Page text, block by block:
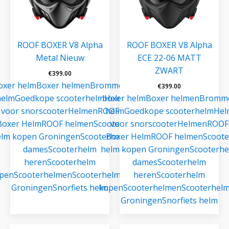
ROOF BOXER V8 Alpha
Metal Nieuw
€399.00
helmBoxer helmenBrommer
Goedkope scooterhelmHelm
voor snorscooterHelmenROOF
HelmROOF helmenScooter
kopen GroningenScooterhelm
damesScooterhelm
herenScooterhelm
ScooterhelmenScooterhelmen
GroningenSnorfiets helm
ROOF BOXER V8 Alpha
ECE 22-06 MATT
ZWART
€399.00
boxer helmBoxer helmen
helmGoedkope scooterhelm
voor snorscooterHelmenROOF
Boxer HelmROOF helmen
helm kopen Groningen
damesScooterhelm
herenScooterhelm
kopenScooterhelmen
GroningenSnorfiets helm